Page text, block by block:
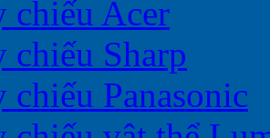
chiếu Acer
chiếu Sharp
chiếu Panasonic